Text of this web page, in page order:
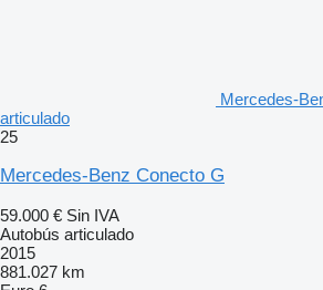
Mercedes-
articulado
25
Mercedes-Benz Conecto G
59.000 € Sin IVA
Autobús articulado
2015
881.027 km